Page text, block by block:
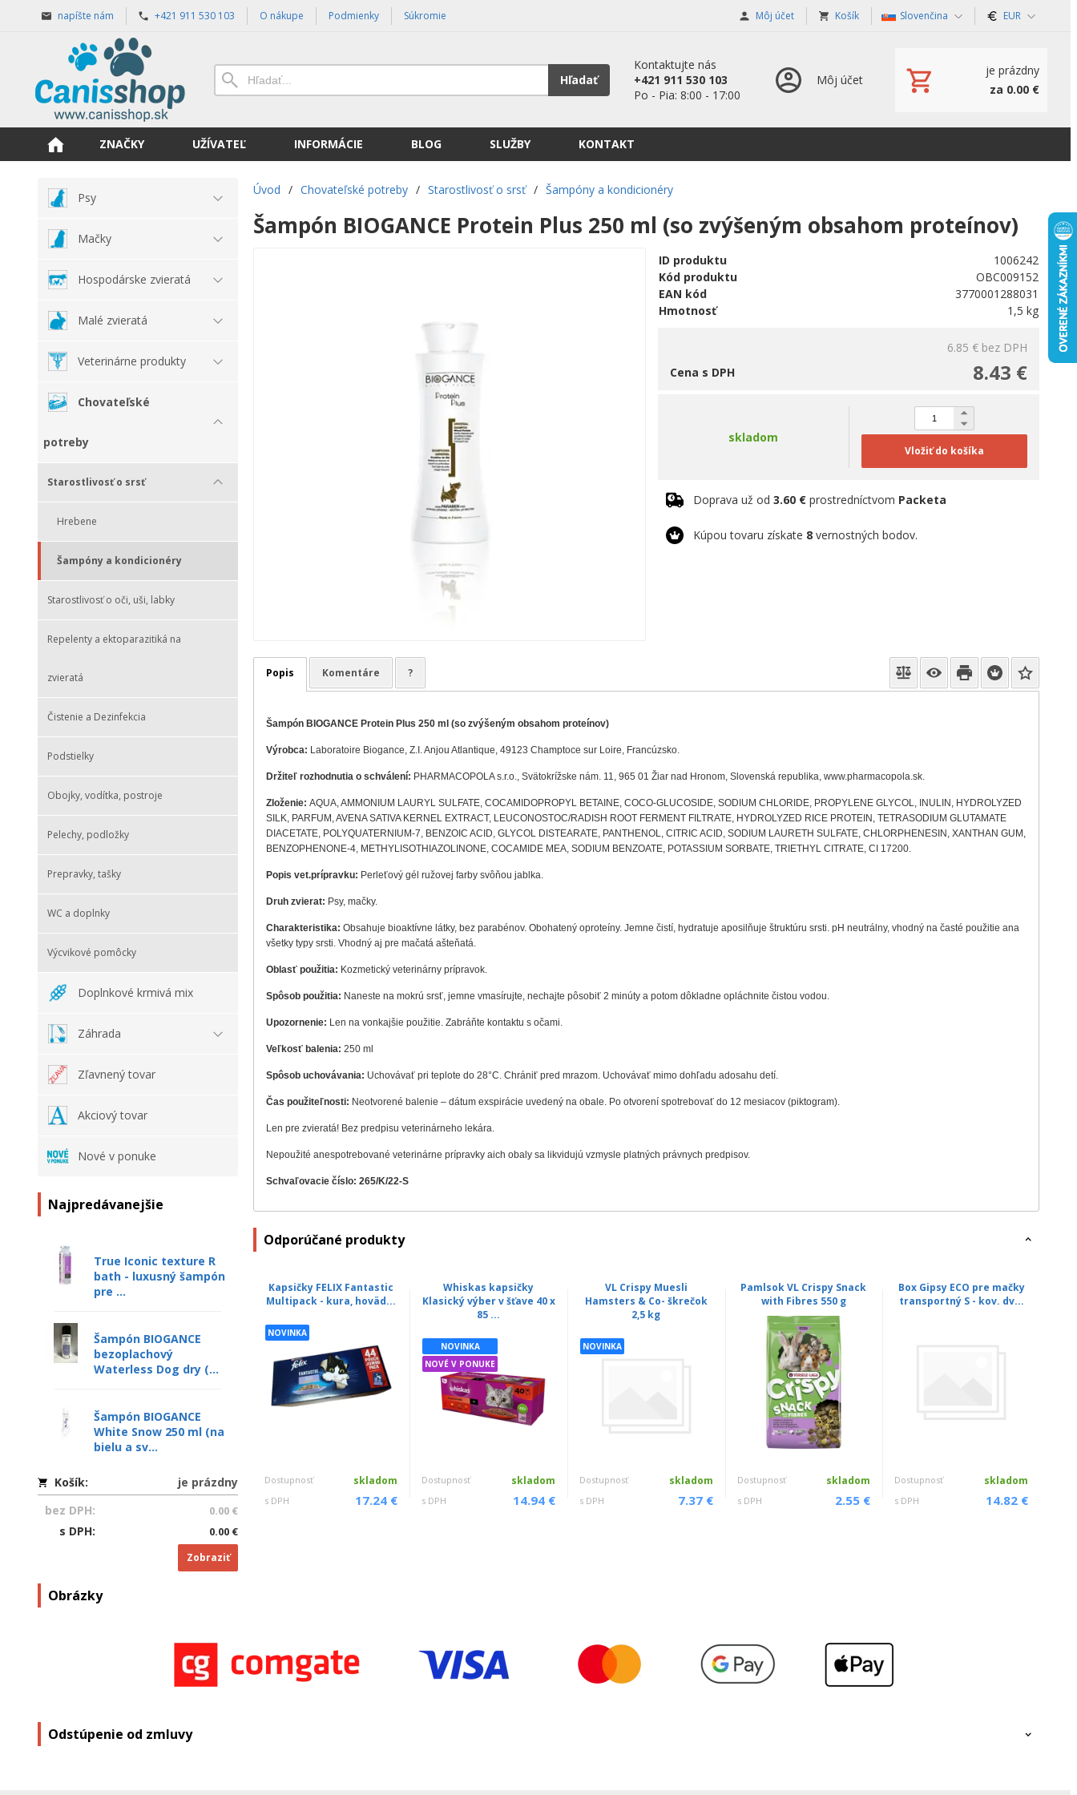
napíšte nám +421 911 530 103 O nákupe Podmienky Súkromie Môj účet Košík Slovenčina EUR
Hľadať
Kontaktujte nás
+421 911 530 103
Po - Pia: 8:00 - 17:00
Môj účet
je prázdny
za 0.00 €
ZNAČKY UŽÍVATEĽ INFORMÁCIE BLOG SLUŽBY KONTAKT
Psy
Mačky
Hospodárske zvieratá
Malé zvieratá
Veterinárne produkty
Chovateľské
potreby
Starostlivosť o srsť
Hrebene
Šampóny a kondicionéry
Starostlivosť o oči, uši, labky
Repelenty a ektoparazitiká na
zvieratá
Čistenie a Dezinfekcia
Podstielky
Obojky, vodítka, postroje
Pelechy, podložky
Prepravky, tašky
WC a doplnky
Výcvikové pomôcky
Doplnkové krmivá mix
Záhrada
Zľavnený tovar
Akciový tovar
Nové v ponuke
Najpredávanejšie
True Iconic texture R
bath - luxusný šampón
pre ...
Šampón BIOGANCE
bezoplachový
Waterless Dog dry (...
Šampón BIOGANCE
White Snow 250 ml (na
bielu a sv...
Košík:
je prázdny
bez DPH:
0.00 €
s DPH: 0.00 €
Zobraziť
Úvod / Chovateľské potreby / Starostlivosť o srsť / Šampóny a kondicionéry
Šampón BIOGANCE Protein Plus 250 ml (so zvýšeným obsahom proteínov)
ID produktu
1006242
Kód produktu
OBC009152
EAN kód
3770001288031
Hmotnosť
1,5 kg
6.85 € bez DPH
8.43 €
Cena s DPH
skladom
Vložiť do košíka
Doprava už od3.60 € prostredníctvom Packeta
Kúpou tovaru získate 8 vernostných bodov.
Popis Komentáre ?
Šampón BIOGANCE Protein Plus 250 ml (so zvýšeným obsahom proteínov)
Výrobca: Laboratoire Biogance, Z.I. Anjou Atlantique, 49123 Champtoce sur Loire, Francúzsko.
Držiteľ rozhodnutia o schválení: PHARMACOPOLA s.r.o., Svätokrížske nám. 11, 965 01 Žiar nad Hronom, Slovenská republika, www.pharmacopola.sk.
Zloženie: AQUA, AMMONIUM LAURYL SULFATE, COCAMIDOPROPYL BETAINE, COCO-GLUCOSIDE, SODIUM CHLORIDE, PROPYLENE GLYCOL, INULIN, HYDROLYZED
SILK, PARFUM, AVENA SATIVA KERNEL EXTRACT, LEUCONOSTOC/RADISH ROOT FERMENT FILTRATE, HYDROLYZED RICE PROTEIN, TETRASODIUM GLUTAMATE
DIACETATE, POLYQUATERNIUM-7, BENZOIC ACID, GLYCOL DISTEARATE, PANTHENOL, CITRIC ACID, SODIUM LAURETH SULFATE, CHLORPHENESIN, XANTHAN GUM,
BENZOPHENONE-4, METHYLISOTHIAZOLINONE, COCAMIDE MEA, SODIUM BENZOATE, POTASSIUM SORBATE, TRIETHYL CITRATE, CI 17200.
Popis vet.prípravku: Perleťový gél ružovej farby svôňou jablka.
Druh zvierat: Psy, mačky.
Charakteristika: Obsahuje bioaktívne látky, bez parabénov. Obohatený oproteíny. Jemne čistí, hydratuje aposilňuje štruktúru srsti. pH neutrálny, vhodný na časté použitie ana
všetky typy srsti. Vhodný aj pre mačatá ašteňatá.
Oblasť použitia: Kozmetický veterinárny prípravok.
Spôsob použitia: Naneste na mokrú srsť, jemne vmasírujte, nechajte pôsobiť 2 minúty a potom dôkladne opláchnite čistou vodou
Upozornenie: Len na vonkajšie použitie. Zabráňte kontaktu s očami
Veľkosť balenia: 250 ml
Spôsob uchovávania: Uchovávať pri teplote do 28°C. Chrániť pred mrazom. Uchovávať mimo dohľadu adosahu detí.
Čas použiteľnosti: Neotvorené balenie – dátum exspirácie uvedený na obale. Po otvorení spotrebovať do 12 mesiacov (piktogram).
Len pre zvieratá! Bez predpisu veterinárneho lekára.
Nepoužité anespotrebované veterinárne prípravky aich obaly sa likvidujú vzmysle platných právnych predpisov.
Schvaľovacie číslo: 265/K/22-S
Odporúčané produkty
Kapsičky FELIX Fantastic
Multipack - kura, hoväd...
NOVINKA
Dostupnosť skladom
s DPH 17.24 €
Whiskas kapsičky
Klasický výber v šťave 40 x
85 ...
NOVINKA
NOVÉ V PONUKE
Dostupnosť skladom
s DPH 14.94 €
VL Crispy Muesli
Hamsters & Co- škrečok
2,5 kg
NOVINKA
Dostupnosť skladom
s DPH 7.37 €
Pamlsok VL Crispy Snack
with Fibres 550 g
Dostupnosť skladom
s DPH 2.55 €
Box Gipsy ECO pre mačky
transportný S - kov. dv...
Dostupnosť skladom
s DPH 14.82 €
Obrázky
Odstúpenie od zmluvy